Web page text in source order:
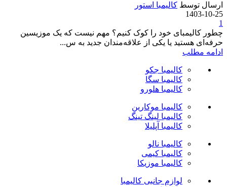
ارسال توسط کالیمبا استور
1403-10-25
1
چطور کالیمبای خود را کوک کنیم؟ مهم نیست که یک موزیسین
حرفه‌ای هستید یا یکی از علاقه‌مندان جدید به س...
ادامه مطلب
کالیمبا جکو
کالیمبا سگا
کالیمبا هلورو
کالیمبا موکارین
کالیمبا لینگ تینگ
کالیمبا آپلیلا
کالیمبا نالو
کالیمبا کیمی
کالیمبا موزیکا
لوازم جانبی کالیمبا